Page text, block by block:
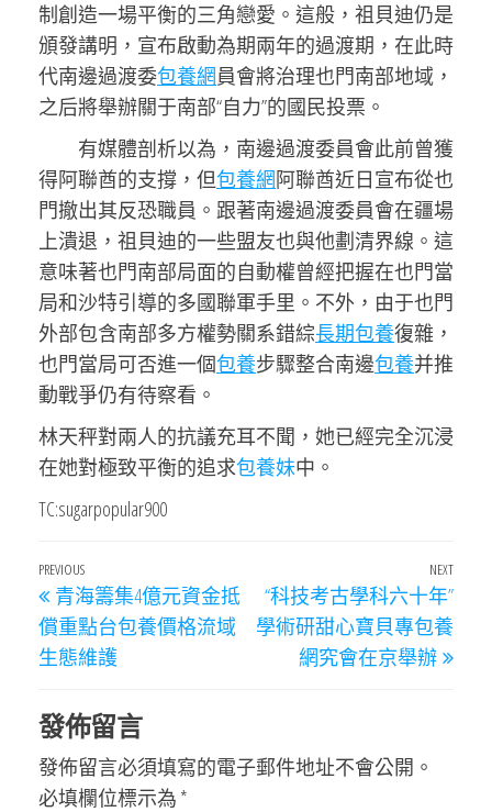
制創造一場平衡的三角戀愛。這般，祖貝迪仍是
頒發講明，宣布啟動為期兩年的過渡期，在此時
代南邊過渡委包養網員會將治理也門南部地域，
之后將舉辦關于南部“自力”的國民投票。
有媒體剖析以為，南邊過渡委員會此前曾獲
得阿聯酋的支撐，但包養網阿聯酋近日宣布從也
門撤出其反恐職員。跟著南邊過渡委員會在疆場
上潰退，祖貝迪的一些盟友也與他劃清界線。這
意味著也門南部局面的自動權曾經把握在也門當
局和沙特引導的多國聯軍手里。不外，由于也門
外部包含南部多方權勢關系錯綜長期包養復雜，
也門當局可否進一個包養步驟整合南邊包養并推
動戰爭仍有待察看。
林天秤對兩人的抗議充耳不聞，她已經完全沉浸
在她對極致平衡的追求包養妹中。
TC:sugarpopular900
文
章
導
Previous
Post
PREVIOUS
青海籌集4億元資金抵
償重點台包養價格流域
生態維護
Next
NEXT
“科技考古學科六十年”
學術研甜心寶貝專包養
網究會在京舉辦
發佈留言
發佈留言必須填寫的電子郵件地址不會公開。
必填欄位標示為 *